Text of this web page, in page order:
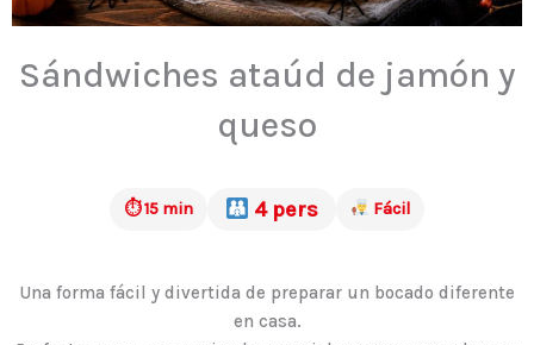
Sándwiches ataúd de jamón y
queso
⏱ 15 min 4 pers Fácil
Una forma fácil y divertida de preparar un bocado diferente
en casa.